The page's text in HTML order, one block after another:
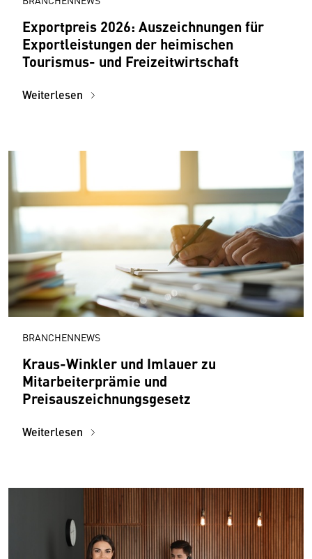
Exportpreis 2026: Auszeichnungen für
Exportleistungen der heimischen
Tourismus- und Freizeitwirtschaft
Weiterlesen
BRANCHENNEWS
Kraus-Winkler und Imlauer zu
Mitarbeiterprämie und
Preisauszeichnungsgesetz
Weiterlesen